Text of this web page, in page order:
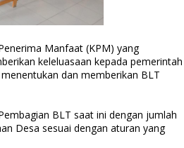
Manfaat (KPM) yang
keleluasaan kepada pemerintah
dan memberikan BLT
BLT saat ini dengan jumlah
Desa sesuai dengan aturan yang